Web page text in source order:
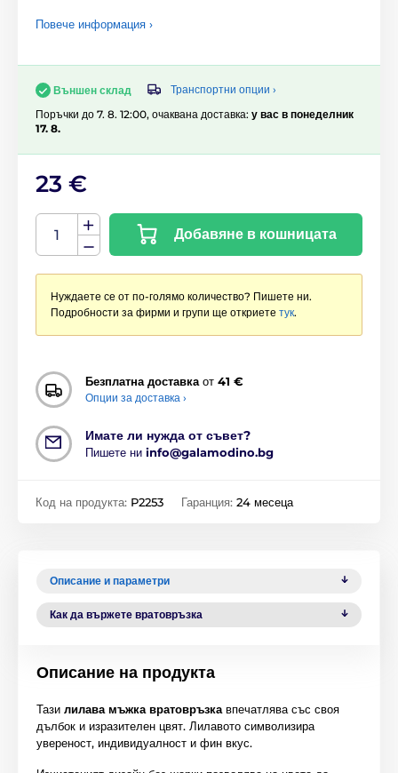
Повече информация ›
Външен склад
Транспортни опции ›
Поръчки до 7. 8. 12:00, очаквана доставка: у вас в понеделник
17. 8.
23 €
Добавяне в кошницата
Нуждаете се от по-голямо количество? Пишете ни.
Подробности за фирми и групи ще откриете тук.
Безплатна доставкаот 41 €
Опции за доставка ›
Имате ли нужда от съвет?
Пишете ни info@galamodino.bg
Код на продукта: P2253 Гаранция: 24 месеца
Описание и параметри
Как да вържете вратовръзка
Описание на продукта
Тази лилава мъжка вратовръзка впечатлява със своя
дълбок и изразителен цвят. Лилавото символизира
увереност, индивидуалност и фин вкус.